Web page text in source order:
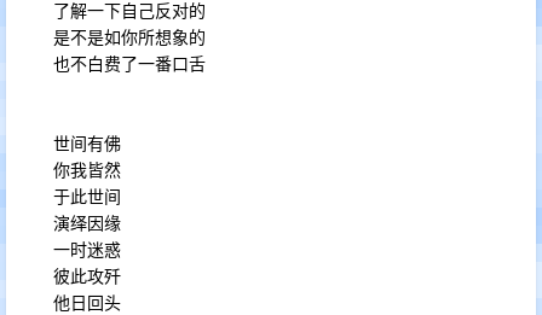
了解一下自己反对的
是不是如你所想象的
也不白费了一番口舌
世间有佛
你我皆然
于此世间
演绎因缘
一时迷惑
彼此攻歼
他日回头